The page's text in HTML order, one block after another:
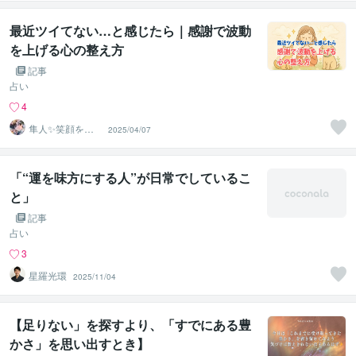
最近ツイてない…と感じたら｜感謝で波動
を上げる心の整え方
記事
占い
4
隼人✨笑顔を運
ぶ占い師
2025/04/07
「“運を味方にする人”が日常でしているこ
と」
記事
占い
3
星羅光環
2025/11/04
【足りない」を探すより、「すでにある豊
かさ」を思い出すとき】